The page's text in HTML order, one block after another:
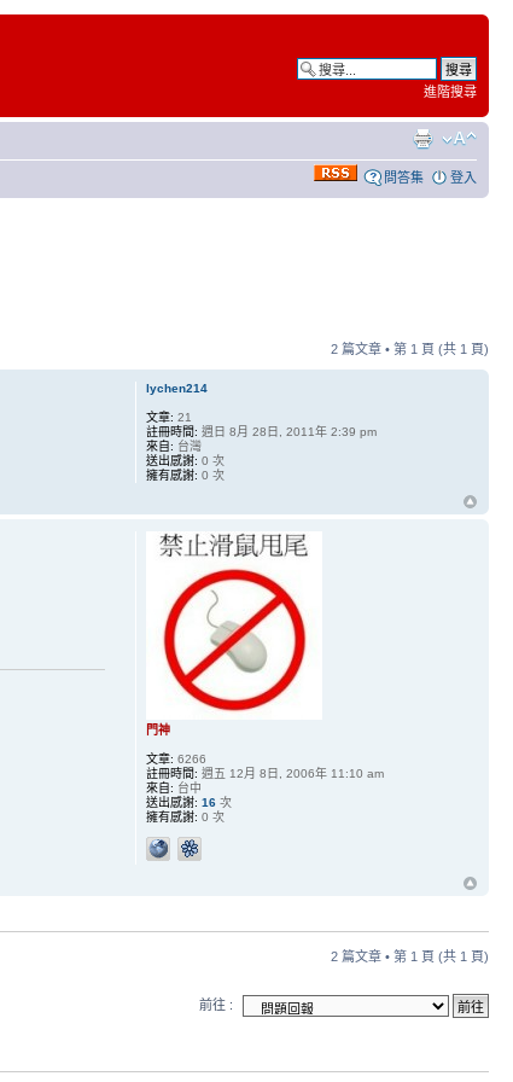
進階搜尋
問答集 登入
2 篇文章 • 第 1 頁 (共 1 頁)
lychen214
文章: 21
註冊時間: 週日 8月 28日, 2011年 2:39 pm
來自: 台灣
送出感謝: 0 次
擁有感謝: 0 次
門神
文章: 6266
註冊時間: 週五 12月 8日, 2006年 11:10 am
來自: 台中
送出感謝: 16次
擁有感謝: 0 次
2 篇文章 • 第 1 頁 (共 1 頁)
前往 :